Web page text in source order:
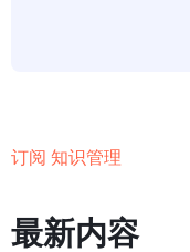
金
塔
订阅 知识管理
最新内容